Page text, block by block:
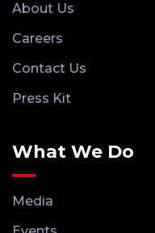
About Us
Careers
Contact Us
Press Kit
What We Do
Media